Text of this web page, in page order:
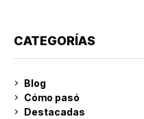
CATEGORÍAS
Blog
Cómo pasó
Destacadas